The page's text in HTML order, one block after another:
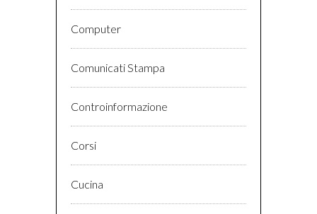
Computer
Comunicati Stampa
Controinformazione
Corsi
Cucina